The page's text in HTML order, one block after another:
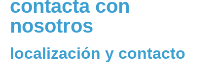
contacta con
nosotros
localización y contacto